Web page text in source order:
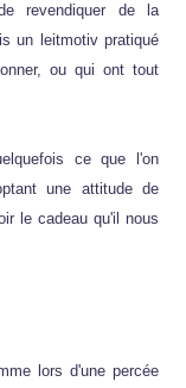
revendiquer de la
un leitmotiv pratiqué
ou qui ont tout
ce que l'on
une attitude de
le cadeau qu'il nous
lors d'une percée